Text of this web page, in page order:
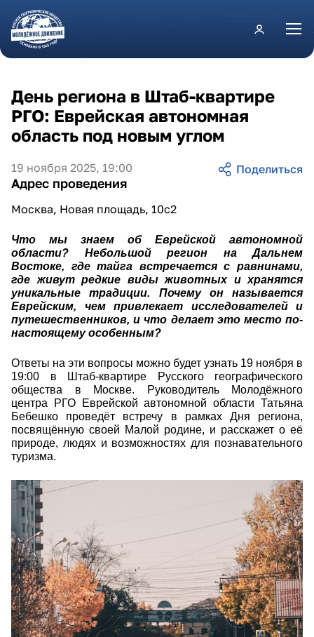
Перейти к основному содержанию
19 ноября 2025, 19:00
Адрес проведения
Москва, Новая площадь, 10с2
День региона в Штаб-квартире
РГО: Еврейская автономная
область под новым углом
Что мы знаем об Еврейской автономной
области? Небольшой регион на Дальнем
Востоке, где тайга встречается с равнинами,
где живут редкие виды животных и хранятся
уникальные традиции. Почему он называется
Еврейским, чем привлекает исследователей и
путешественников, и что делает это место по-
настоящему особенным?
Ответы на эти вопросы можно будет узнать 19 ноября в
19:00 в Штаб-квартире Русского географического
общества в Москве. Руководитель Молодёжного
центра РГО Еврейской автономной области Татьяна
Бебешко проведёт встречу в рамках Дня региона,
посвящённую своей Малой родине, и расскажет о её
природе, людях и возможностях для познавательного
туризма.
25791.jpg